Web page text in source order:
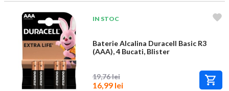
IN STOC
Baterie Alcalina Duracell Basic R3
(AAA), 4 Bucati, Blister
19,76 lei
16,99 lei